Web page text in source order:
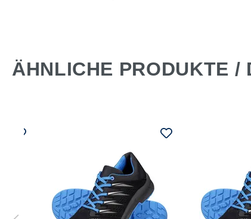
ÄHNLICHE PRODUKTE /